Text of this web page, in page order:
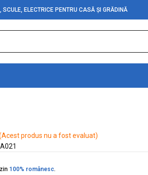
SCULE, ELECTRICE PENTRU CASĂ ȘI GRĂDINĂ
produs nu a fost evaluat)
100% românesc.